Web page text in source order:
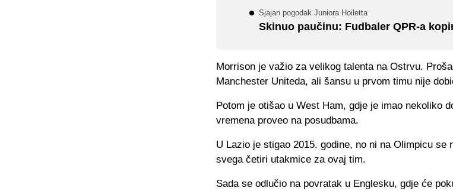
Sjajan pogodak Juniora Hoiletta
Skinuo paučinu: Fudbaler QPR-a
Morrison je važio za velikog talenta na Ostrvu.
Manchester Uniteda, ali šansu u prvom timu nije
Potom je otišao u West Ham, gdje je imao nekoliko
vremena proveo na posudbama.
U Lazio je stigao 2015. godine, no ni na Olimpicu se
svega četiri utakmice za ovaj tim.
Sada se odlučio na povratak u Englesku, gdje će